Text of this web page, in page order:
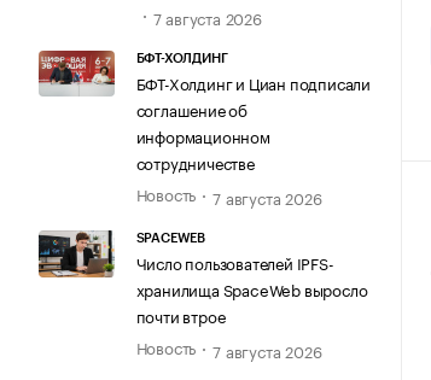
7 августа 2026
БФТ-ХОЛДИНГ
БФТ-Холдинг и Циан подписали
соглашение об
информационном
сотрудничестве
Новость
7 августа 2026
SPACEWEB
Число пользователей IPFS-
хранилища SpaceWeb выросло
почти втрое
Новость
7 августа 2026